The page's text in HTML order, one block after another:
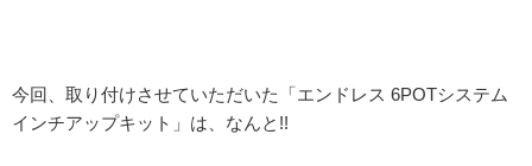
今回、取り付けさせていただいた「エンドレス 6POTシステム
インチアップキット」は、なんと!!